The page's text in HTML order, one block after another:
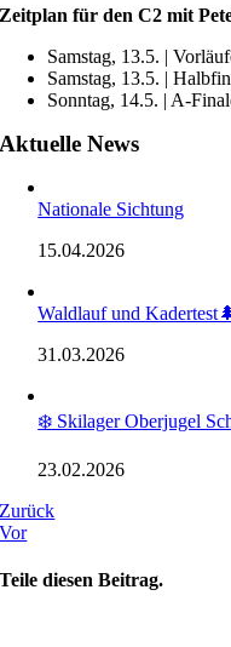
Zeitplan für den C2 mit
Samstag, 13.5. |
Samstag, 13.5. |
Sonntag, 14.5. | A-
Aktuelle News
Nationale Sichtung
15.04.2026
Waldlauf und
31.03.2026
❄️ Skilager Oberjugel
23.02.2026
Zurück
Vor
Teile diesen Beitrag.